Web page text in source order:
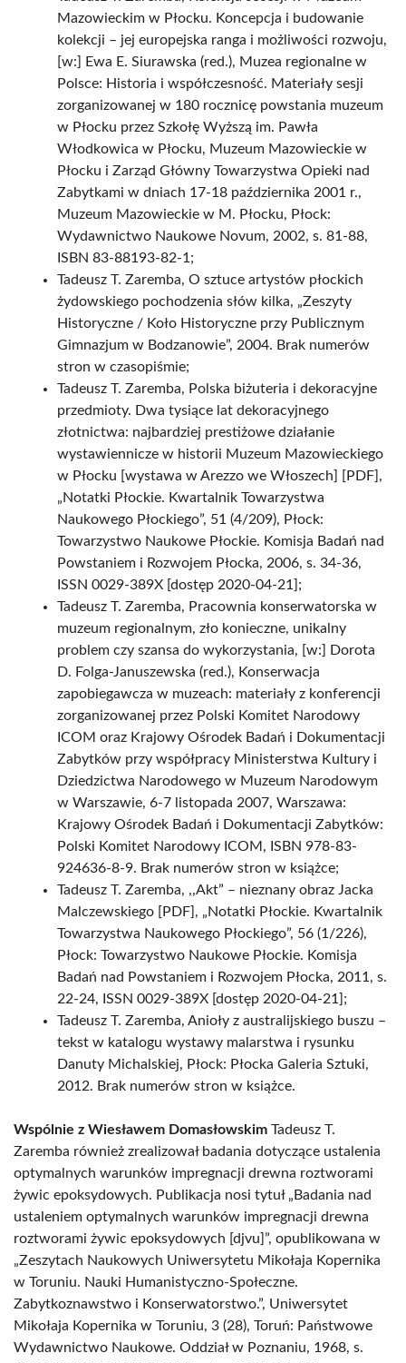
Mazowieckim w Płocku. Koncepcja i budowanie
kolekcji – jej europejska ranga i możliwości rozwoju,
[w:] Ewa E. Siurawska (red.), Muzea regionalne w
Polsce: Historia i współczesność. Materiały sesji
zorganizowanej w 180 rocznicę powstania muzeum
w Płocku przez Szkołę Wyższą im. Pawła
Włodkowica w Płocku, Muzeum Mazowieckie w
Płocku i Zarząd Główny Towarzystwa Opieki nad
Zabytkami w dniach 17-18 października 2001 r.,
Muzeum Mazowieckie w M. Płocku, Płock:
Wydawnictwo Naukowe Novum, 2002, s. 81-88,
ISBN 83-88193-82-1;
Tadeusz T. Zaremba, O sztuce artystów płockich
żydowskiego pochodzenia słów kilka, „Zeszyty
Historyczne / Koło Historyczne przy Publicznym
Gimnazjum w Bodzanowie”, 2004. Brak numerów
stron w czasopiśmie;
Tadeusz T. Zaremba, Polska biżuteria i dekoracyjne
przedmioty. Dwa tysiące lat dekoracyjnego
złotnictwa: najbardziej prestiżowe działanie
wystawiennicze w historii Muzeum Mazowieckiego
w Płocku [wystawa w Arezzo we Włoszech] [PDF],
„Notatki Płockie. Kwartalnik Towarzystwa
Naukowego Płockiego”, 51 (4/209), Płock:
Towarzystwo Naukowe Płockie. Komisja Badań nad
Powstaniem i Rozwojem Płocka, 2006, s. 34-36,
ISSN 0029-389X [dostęp 2020-04-21];
Tadeusz T. Zaremba, Pracownia konserwatorska w
muzeum regionalnym, zło konieczne, unikalny
problem czy szansa do wykorzystania, [w:] Dorota
D. Folga-Januszewska (red.), Konserwacja
zapobiegawcza w muzeach: materiały z konferencji
zorganizowanej przez Polski Komitet Narodowy
ICOM oraz Krajowy Ośrodek Badań i Dokumentacji
Zabytków przy współpracy Ministerstwa Kultury i
Dziedzictwa Narodowego w Muzeum Narodowym
w Warszawie, 6-7 listopada 2007, Warszawa:
Krajowy Ośrodek Badań i Dokumentacji Zabytków:
Polski Komitet Narodowy ICOM, ISBN 978-83-
924636-8-9. Brak numerów stron w książce;
Tadeusz T. Zaremba, ,,Akt” – nieznany obraz Jacka
Malczewskiego [PDF], „Notatki Płockie. Kwartalnik
Towarzystwa Naukowego Płockiego”, 56 (1/226),
Płock: Towarzystwo Naukowe Płockie. Komisja
Badań nad Powstaniem i Rozwojem Płocka, 2011, s.
22-24, ISSN 0029-389X [dostęp 2020-04-21];
Tadeusz T. Zaremba, Anioły z australijskiego buszu –
tekst w katalogu wystawy malarstwa i rysunku
Danuty Michalskiej, Płock: Płocka Galeria Sztuki,
2012. Brak numerów stron w książce.
Wspólnie z Wiesławem Domasłowskim Tadeusz T.
Zaremba również zrealizował badania dotyczące ustalenia
optymalnych warunków impregnacji drewna roztworami
żywic epoksydowych. Publikacja nosi tytuł „Badania nad
ustaleniem optymalnych warunków impregnacji drewna
roztworami żywic epoksydowych [djvu]”, opublikowana w
„Zeszytach Naukowych Uniwersytetu Mikołaja Kopernika
w Toruniu. Nauki Humanistyczno-Społeczne.
Zabytkoznawstwo i Konserwatorstwo.”, Uniwersytet
Mikołaja Kopernika w Toruniu, 3 (28), Toruń: Państwowe
Wydawnictwo Naukowe. Oddział w Poznaniu, 1968, s.